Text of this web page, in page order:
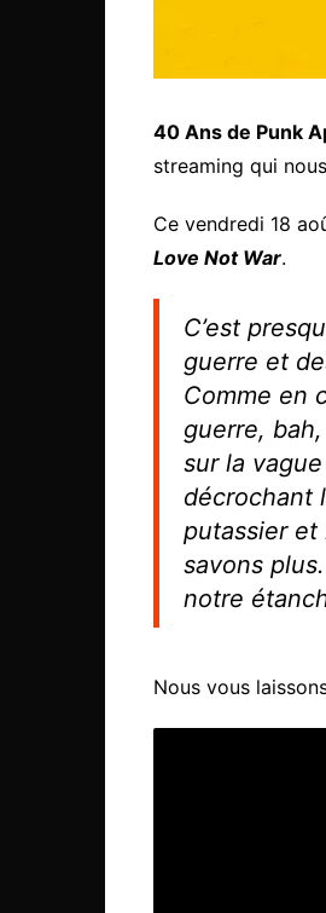
40 Ans de Punk
streaming qui
Ce vendredi 18
Love Not War.
C’est
guerre et
Comme en
guerre,
sur la
décrochant
putassier et
savons
notre
Nous vous